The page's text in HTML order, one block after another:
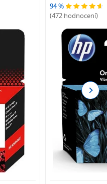
94 %
(472 hodnocení)
Next